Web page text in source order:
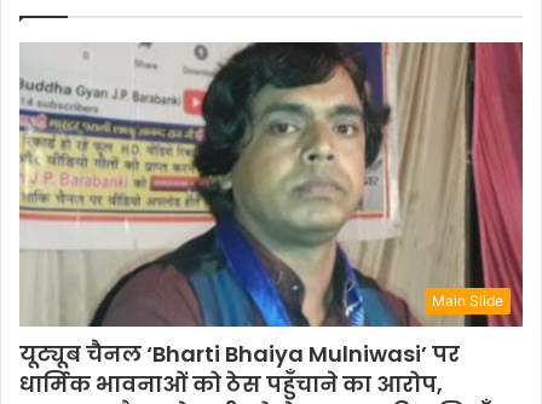
Main Slide
यूट्यूब चैनल ‘Bharti Bhaiya Mulniwasi’ पर
धार्मिक भावनाओं को ठेस पहुँचाने का आरोप,